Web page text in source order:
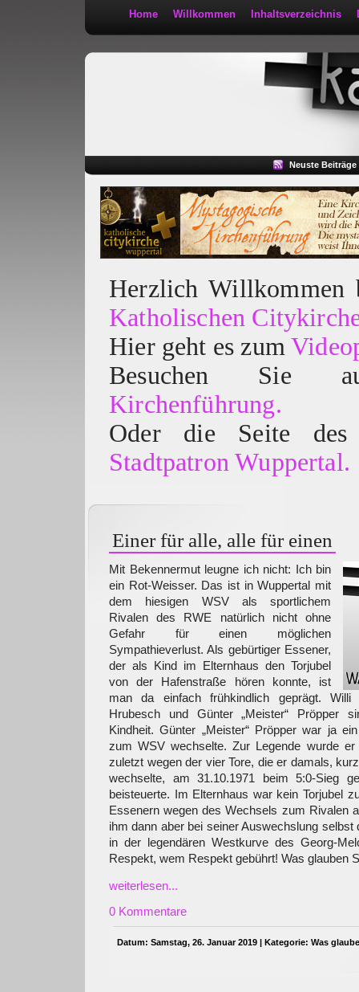
Home Willkommen Inhaltsverzeichnis
Neuste Beiträge
Herzlich
Katholischen
Hier geht es zum
Besuchen
Kirchenführung.
Oder die Seite des
Stadtpatron Wuppertal.
Einer für alle, alle für einen
Mit Bekennermut leugne ich nicht: Ich bin
ein Rot-Weisser. Das ist in Wuppertal mit
dem hiesigen WSV als sportlichem
Rivalen des RWE natürlich nicht ohne
Gefahr für einen möglichen
Sympathieverlust. Als gebürtiger Essener,
der als Kind im Elternhaus den Torjubel
von der Hafenstraße hören konnte, ist
man da einfach frühkindlich geprägt. Willi
Hrubesch und Günter „Meister“ Pröpper
Kindheit. Günter „Meister“ Pröpper war ja
zum WSV wechselte. Zur Legende wurde
zuletzt wegen der vier Tore, die er damals,
wechselte, am 31.10.1971 beim 5:0-Sieg
beisteuerte. Im Elternhaus war kein Torjubel
Essenern wegen des Wechsels zum Rivalen
ihm dann aber bei seiner Auswechslung selbst
in der legendären Westkurve des Georg-
Respekt, wem Respekt gebührt! Was glauben
weiterlesen...
0 Kommentare
Datum: Samstag, 26. Januar 2019 | Kategorie: Was